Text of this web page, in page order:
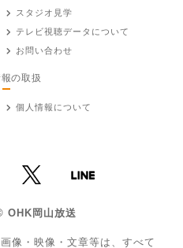
スタジオ見学
テレビ視聴データについて
お問い合わせ
の取扱
個人情報について
岡山放送
像・映像・文章等は、すべて